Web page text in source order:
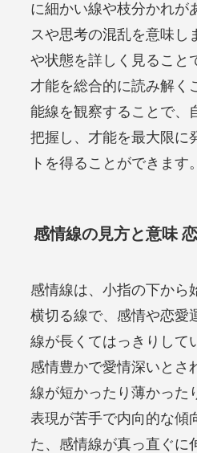
に細かい線や枝分かれが
スや思考の混乱を意味し
や状態を詳しく見ること
才能を総合的に読み解く
能線を観察することで、
把握し、才能を最大限に
トを得ることができます。
感情線の見方と意味
感情線は、小指の下から
横切る線で、感情や恋愛
線が長くてはっきりして
感情豊かで愛情深いとさ
線が短かったり薄かった
表現が苦手で内向的な傾
た、感情線が真っ直ぐに